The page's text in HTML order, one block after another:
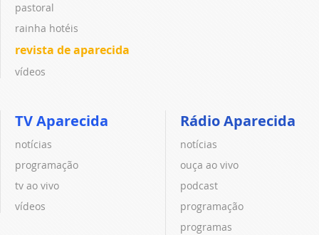
pastoral
rainha hotéis
revista de aparecida
vídeos
TV Aparecida
notícias
programação
tv ao vivo
vídeos
Rádio Aparecida
notícias
ouça ao vivo
podcast
programação
programas